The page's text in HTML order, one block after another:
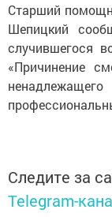
Старший
Шепицкий
случившегося
«Причинение
Следите за
Telegram-